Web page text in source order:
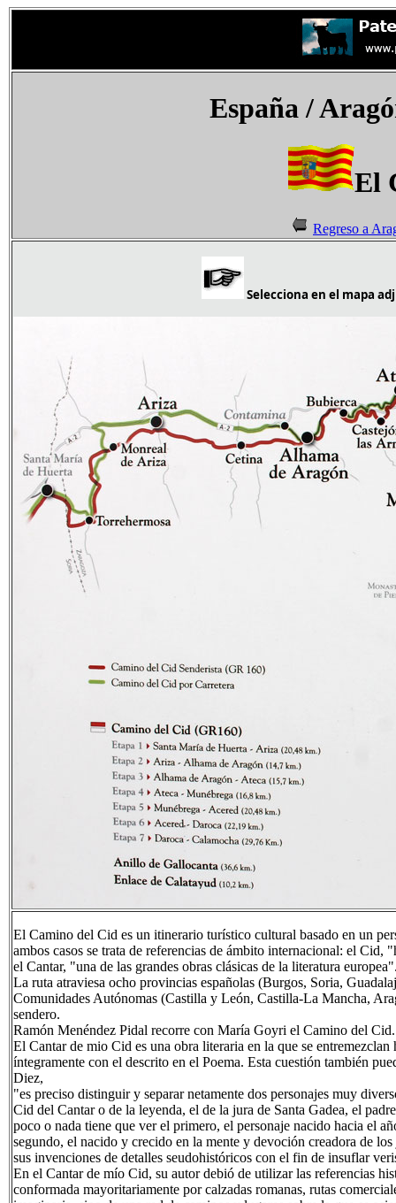
España /
El
Regreso a
Selecciona en el mapa
El Camino del Cid es un itinerario turístico cultural basado en un
ambos casos se trata de referencias de ámbito internacional: el
el Cantar, "una de las grandes obras clásicas de la literatura
La ruta atraviesa ocho provincias españolas (Burgos, Soria,
Comunidades Autónomas (Castilla y León, Castilla-La Mancha,
sendero.
Ramón Menéndez Pidal recorre con María Goyri el Camino del Cid.
El Cantar de mio Cid es una obra literaria en la que se
íntegramente con el descrito en el Poema. Esta cuestión también
Diez,
"es preciso distinguir y separar netamente dos personajes muy
Cid del Cantar o de la leyenda, el de la jura de Santa Gadea, el
poco o nada tiene que ver el primero, el personaje nacido hacia el
segundo, el nacido y crecido en la mente y devoción creadora de
sus invenciones de detalles seudohistóricos con el fin de insuflar
En el Cantar de mío Cid, su autor debió de utilizar las referencias
conformada mayoritariamente por calzadas romanas, rutas